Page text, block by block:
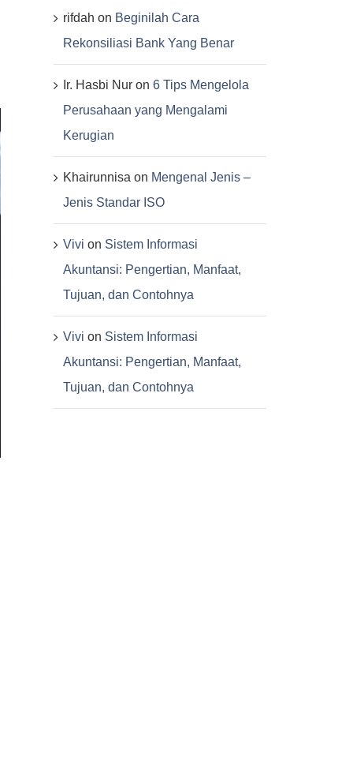
rifdah on Beginilah Cara
Rekonsiliasi Bank Yang Benar
Ir. Hasbi Nur on6 Tips Mengelola
Perusahaan yang Mengalami
Kerugian
Khairunnisa on Mengenal Jenis –
Jenis Standar ISO
Vivi on Sistem Informasi
Akuntansi: Pengertian, Manfaat,
Tujuan, dan Contohnya
Vivi on Sistem Informasi
Akuntansi: Pengertian, Manfaat,
Tujuan, dan Contohnya